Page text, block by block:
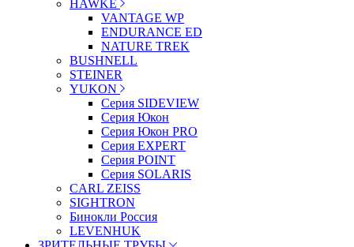
HAWKE
VANTAGE WP
ENDURANCE ED
NATURE TREK
BUSHNELL
STEINER
YUKON
Серия SIDEVIEW
Серия Юкон
Серия Юкон PRO
Серия EXPERT
Серия POINT
Серия SOLARIS
CARL ZEISS
SIGHTRON
Бинокли Россия
LEVENHUK